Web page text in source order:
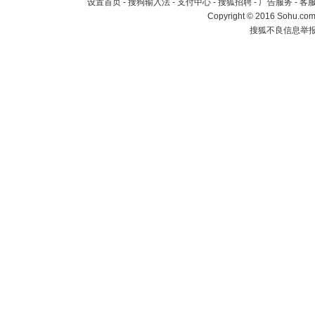
设置首页 - 搜狗输入法 - 支付中心 - 搜狐招聘 - 广告服务 - 客
Copyright©2016
搜狐不良信息举